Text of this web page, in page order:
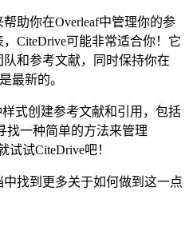
助你在Overleaf中管理你的参
CiteDrive可能非常适合你！它
和参考文献，同时保持你在
最新的。
式创建参考文献和引用，包括
找一种简单的方法来管理
试试CiteDrive吧！
找到更多关于如何做到这一点